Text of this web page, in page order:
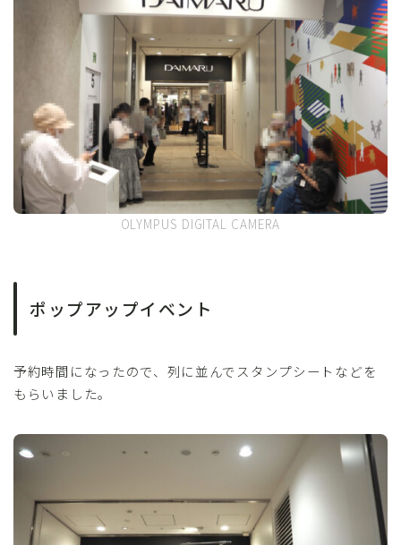
OLYMPUS DIGITAL CAMERA
ポップアップイベント
予約時間になったので、列に並んでスタンプシートなどを
もらいました。